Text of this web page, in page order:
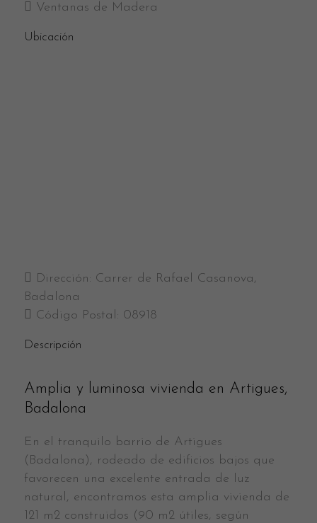
Ventanas de Madera
Ubicación
Dirección: Carrer de Rafael Casanova,
Badalona
Código Postal: 08918
Descripción
Amplia y luminosa vivienda en Artigues,
Badalona
En el tranquilo barrio de Artigues
(Badalona), rodeado de edificios bajos que
favorecen una excelente entrada de luz
natural, encontramos esta amplia vivienda de
121 m2 construidos (90 m2 útiles, según